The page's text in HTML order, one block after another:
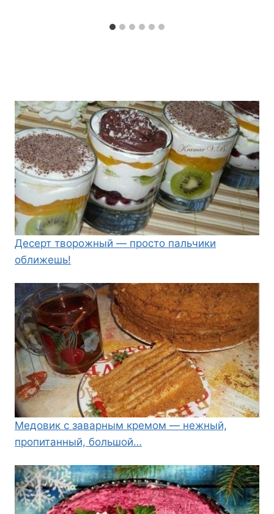
Десерт творожный — просто пальчики
оближешь!
Медовик с заварным кремом — нежный,
пропитанный, большой…